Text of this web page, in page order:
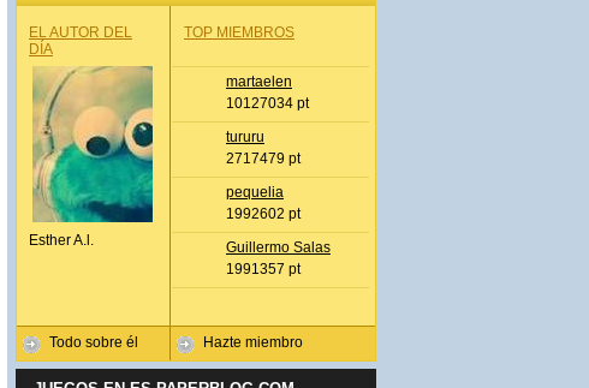
EL AUTOR DEL
DÍA
Esther A.l.
Todo sobre él
TOP MIEMBROS
martaelen
10127034 pt
tururu
2717479 pt
pequelia
1992602 pt
Guillermo Salas
1991357 pt
Hazte miembro